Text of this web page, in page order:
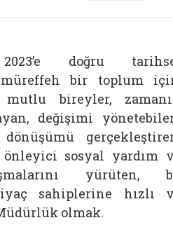
doğru
müreffeh bir toplum
bireyler,
değişimi
sosyal yardım
yürüten,
sahiplerine hızlı
olmak.